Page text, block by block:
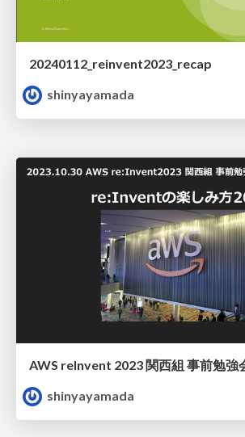
20240112_reinvent2023_recap
shinyayamada
AWS reInvent 2023 関西組 事前勉強
shinyayamada